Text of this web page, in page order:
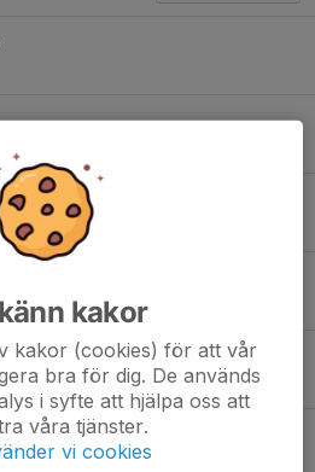
kakor
kakor (cookies) för att vår
bra för dig. De används
i syfte att hjälpa oss att
våra tjänster.
vi cookies